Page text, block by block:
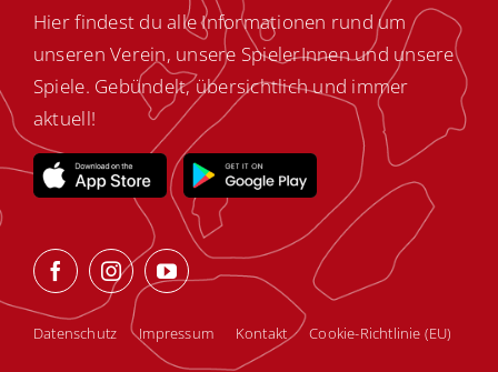
Hier findest du alle Informationen rund um
unseren Verein, unsere SpielerInnen und unsere
Spiele. Gebündelt, übersichtlich und immer
aktuell!
Datenschutz Impressum Kontakt Cookie-Richtlinie (EU)